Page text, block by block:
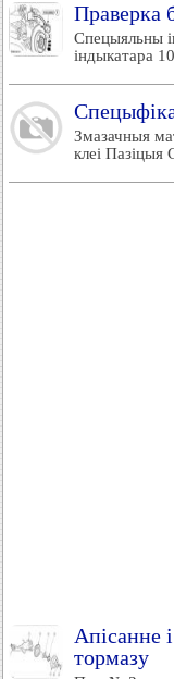
Праверка
Спецыяльны
індыкатара
Змазачныя
клеі Пазіцыя
Апісанне
тормазу